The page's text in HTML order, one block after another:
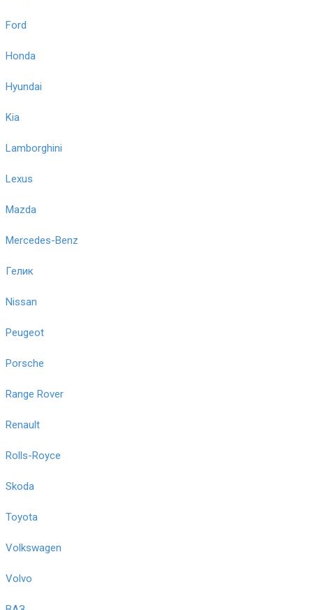
Ford
Honda
Hyundai
Kia
Lamborghini
Lexus
Mazda
Mercedes-Benz
Гелик
Nissan
Peugeot
Porsche
Range Rover
Renault
Rolls-Royce
Skoda
Toyota
Volkswagen
Volvo